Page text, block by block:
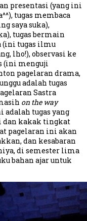
presentasi (yang ini
tugas membaca
saya suka),
tugas bermain
(ini tugas ilmu
lho!), observasi ke
(ini menguji
pagelaran drama,
adalah tugas
Sastra
on the way
adalah tugas yang
dan kakak tingkat
pagelaran ini akan
dan kesabaran
di semester lima
bahan ajar untuk